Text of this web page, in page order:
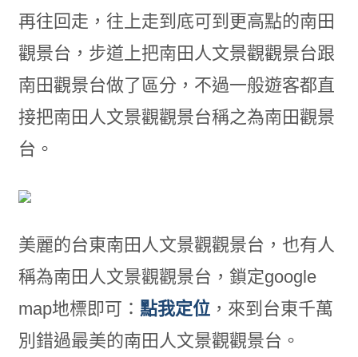
再往回走，往上走到底可到更高點的南田
觀景台，步道上把南田人文景觀觀景台跟
南田觀景台做了區分，不過一般遊客都直
接把南田人文景觀觀景台稱之為南田觀景
台。
美麗的台東南田人文景觀觀景台，也有人
稱為南田人文景觀觀景台，鎖定google
map地標即可： 點我定位，來到台東千萬
別錯過最美的南田人文景觀觀景台。